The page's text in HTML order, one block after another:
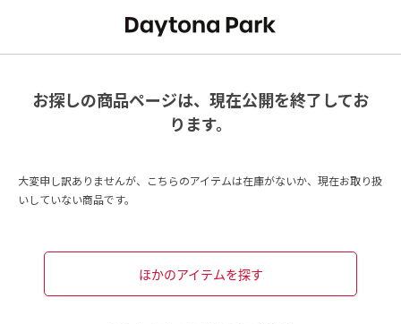
お探しの商品ページは、現在公開を終了してお
ります。
大変申し訳ありませんが、こちらのアイテムは在庫がないか、現在お取り扱
いしていない商品です。
ほかのアイテムを探す